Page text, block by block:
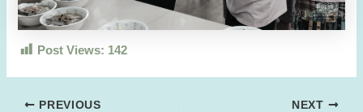
Post Views: 142
PREVIOUS NEXT